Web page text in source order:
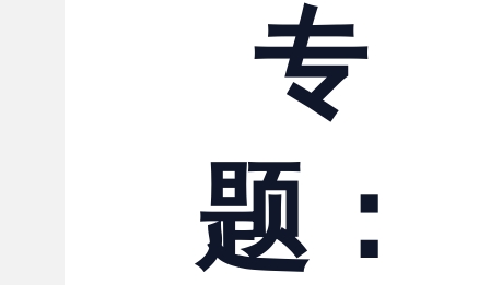
榜单排行
投稿交流
专
题：